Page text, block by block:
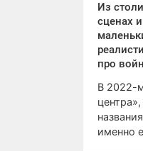
Из
сценах
про
В 2022-
именно